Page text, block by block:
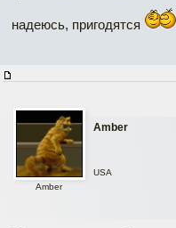
надеюсь, пригодятся
Amber
Amber
USA